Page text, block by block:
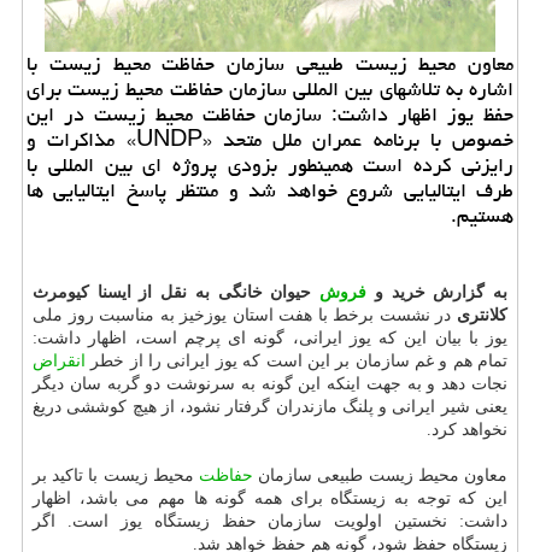
معاون محیط زیست طبیعی سازمان حفاظت محیط زیست با
اشاره به تلاشهای بین المللی سازمان حفاظت محیط زیست برای
حفظ یوز اظهار داشت: سازمان حفاظت محیط زیست در این
خصوص با برنامه عمران ملل متحد «UNDP» مذاكرات و
رایزنی كرده است همینطور بزودی پروژه ای بین المللی با
طرف ایتالیایی شروع خواهد شد و منتظر پاسخ ایتالیایی ها
هستیم.
به گزارش خرید و فروش حیوان خانگی به نقل از ایسنا کیومرث
کلانتری در نشست برخط با هفت استان یوزخیز به مناسبت روز ملی
یوز با بیان این که یوز ایرانی، گونه ای پرچم است، اظهار داشت:
تمام هم و غم سازمان بر این است که یوز ایرانی را از خطر انقراض
نجات دهد و به جهت اینکه این گونه به سرنوشت دو گربه سان دیگر
یعنی شیر ایرانی و پلنگ مازندران گرفتار نشود، از هیچ کوششی دریغ
نخواهد کرد.
معاون محیط زیست طبیعی سازمان حفاظت محیط زیست با تاکید بر
این که توجه به زیستگاه برای همه گونه ها مهم می باشد، اظهار
داشت: نخستین اولویت سازمان حفظ زیستگاه یوز است. اگر
زیستگاه حفظ شود، گونه هم حفظ خواهد شد.